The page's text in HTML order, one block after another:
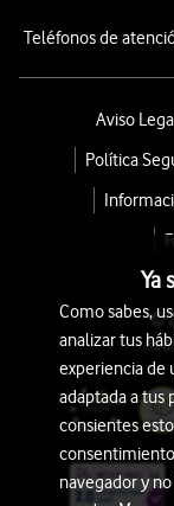
Teléfonos de
Aviso
Política
©
Ya
Como sabes,
analizar tus
experiencia de
adaptada a tus
consientes
navegador y